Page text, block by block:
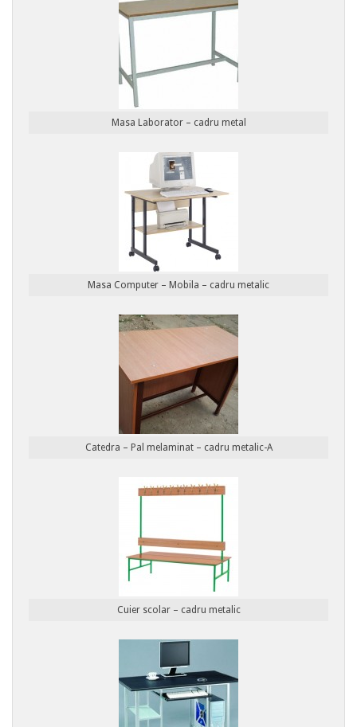
Masa Laborator – cadru metal
Masa Computer – Mobila – cadru metalic
Catedra – Pal melaminat – cadru metalic-A
Cuier scolar – cadru metalic